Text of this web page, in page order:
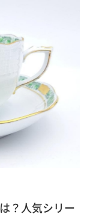
？人気シリー